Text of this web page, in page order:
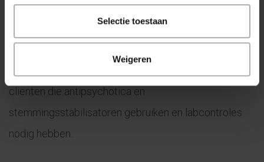
Selectie toestaan
Weigeren
Op de locaties Venray, Boxmeer is er een intakestop
cliënten die antipsychotica en
stemmingsstabilisatoren gebruiken en labcontroles
nodig hebben..